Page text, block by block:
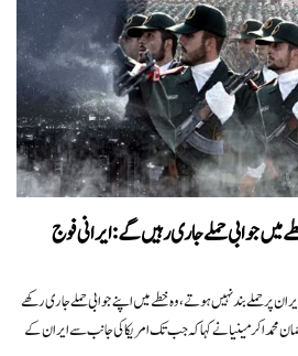
جوابی حملے جاری رہیں گے: ایرانی فوج
پر حملے بند نہیں ہوتے، وہ خطے میں اپنے جوابی حملے جاری رکھے
اکرمینیا نے کہا کہ جب تک امریکا کی جانب سے ایران کے